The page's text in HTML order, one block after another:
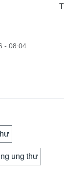
- 08:04
ung thư